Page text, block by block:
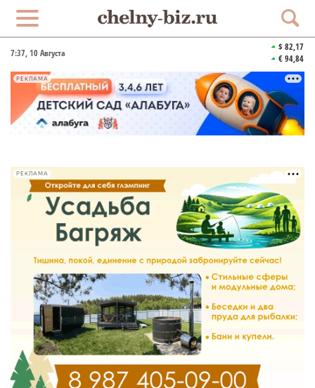
7:37, 10 Августа
$ 82,17
€ 94,84
РЕКЛАМА
РЕКЛАМА